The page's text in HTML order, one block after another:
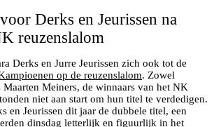
Derks en Jeurissen na
reuzenslalom
Derks en Jurre Jeurissen zich ook tot de
op de reuzenslalom. Zowel
Meiners, de winnaars van het NK
niet aan start om hun titel te verdedigen.
en Jeurissen dit jaar de dubbele titel, een
dinsdag letterlijk en figuurlijk in het